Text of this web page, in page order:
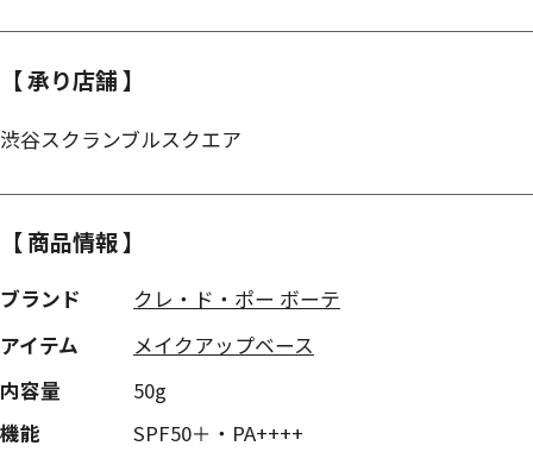
【 承り店舗 】
渋谷スクランブルスクエア
【 商品情報 】
ブランド
クレ・ド・ポー ボーテ
アイテム
メイクアップベース
内容量
50g
機能
SPF50＋・PA++++